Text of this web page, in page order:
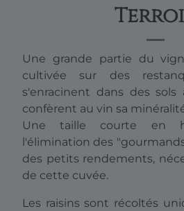
Une grande partie du
cultivée sur des
s'enracinent dans des sols
confèrent au vin sa
Une taille courte en
l'élimination des
des petits rendements,
de cette cuvée.
Les raisins sont récoltés